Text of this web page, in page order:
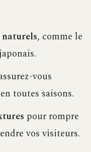
, comme le
vous
toutes saisons.
pour rompre
vos visiteurs.